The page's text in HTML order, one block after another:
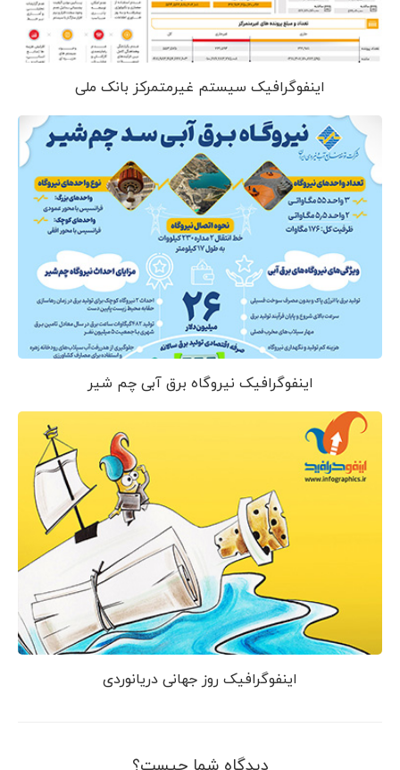
اینفوگرافیک سیستم غیرمتمرکز بانک ملی
اینفوگرافیک نیروگاه برق آبی چم شیر
اینفوگرافیک روز جهانی دریانوردی